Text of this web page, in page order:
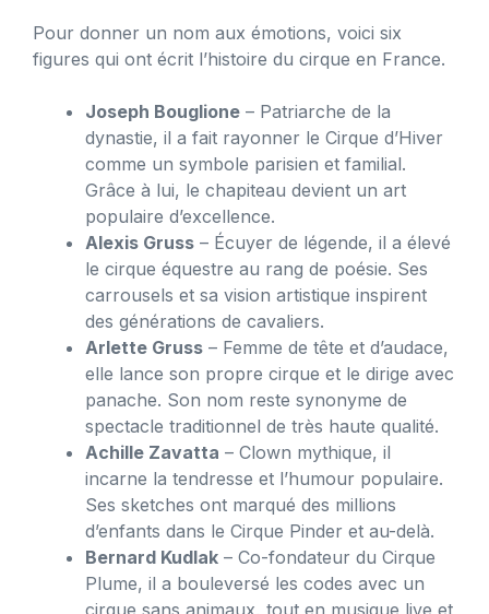
Pour donner un nom aux émotions, voici six
figures qui ont écrit l’histoire du cirque en France.
Joseph Bouglione – Patriarche de la
dynastie, il a fait rayonner le Cirque d’Hiver
comme un symbole parisien et familial.
Grâce à lui, le chapiteau devient un art
populaire d’excellence.
Alexis Gruss – Écuyer de légende, il a élevé
le cirque équestre au rang de poésie. Ses
carrousels et sa vision artistique inspirent
des générations de cavaliers.
Arlette Gruss – Femme de tête et d’audace,
elle lance son propre cirque et le dirige avec
panache. Son nom reste synonyme de
spectacle traditionnel de très haute qualité.
Achille Zavatta – Clown mythique, il
incarne la tendresse et l’humour populaire.
Ses sketches ont marqué des millions
d’enfants dans le Cirque Pinder et au-delà.
Bernard Kudlak – Co-fondateur du Cirque
Plume, il a bouleversé les codes avec un